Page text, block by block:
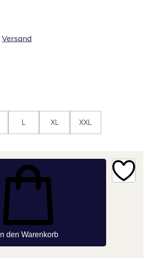
Versand
L XL XXL
In den Warenkorb